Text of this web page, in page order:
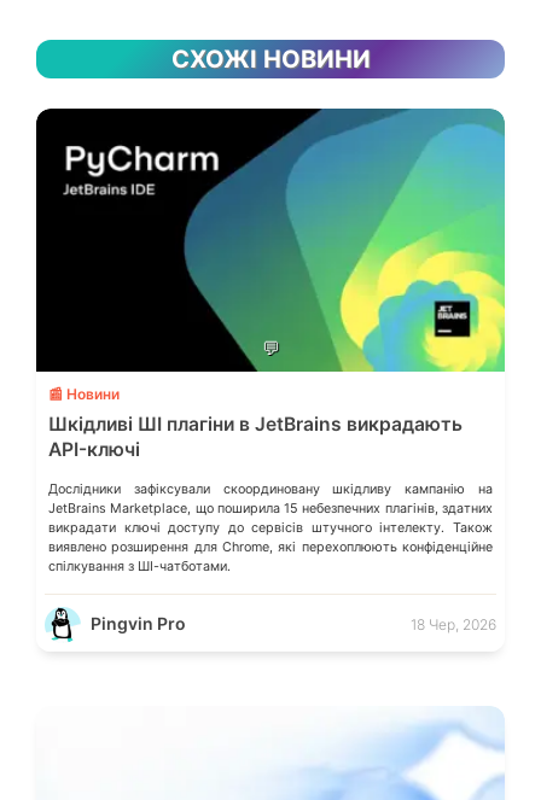
СХОЖІ НОВИНИ
💬
📰 Новини
Шкідливі ШІ плагіни в JetBrains викрадають
API-ключі
Дослідники зафіксували скоординовану шкідливу кампанію на
JetBrains Marketplace, що поширила 15 небезпечних плагінів, здатних
викрадати ключі доступу до сервісів штучного інтелекту. Також
виявлено розширення для Chrome, які перехоплюють конфіденційне
спілкування з ШІ-чатботами.
Pingvin Pro 18 Чер, 2026